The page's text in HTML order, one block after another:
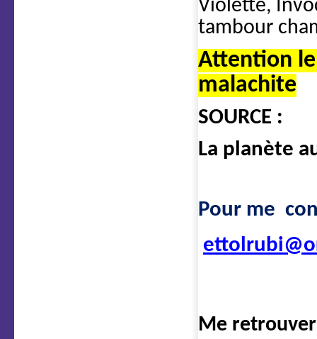
Violette,
tambour
Attention le
malachite
SOURCE :
La planète
Pour me
Me retrouver